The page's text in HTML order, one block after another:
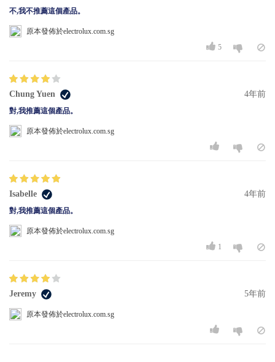
不,我不推薦這個產品。
原本發佈於electrolux.com.sg
5
Chung Yuen 4年前
對,我推薦這個產品。
原本發佈於electrolux.com.sg
Isabelle 4年前
對,我推薦這個產品。
原本發佈於electrolux.com.sg
1
Jeremy 5年前
原本發佈於electrolux.com.sg